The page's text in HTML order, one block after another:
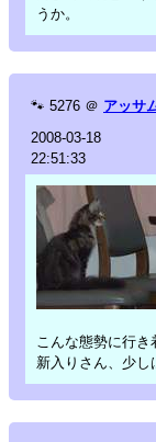
うか。
🐾 5276 ＠ アッサ
2008-03-18
22:51:33
こんな態勢に行き
新入りさん、少し